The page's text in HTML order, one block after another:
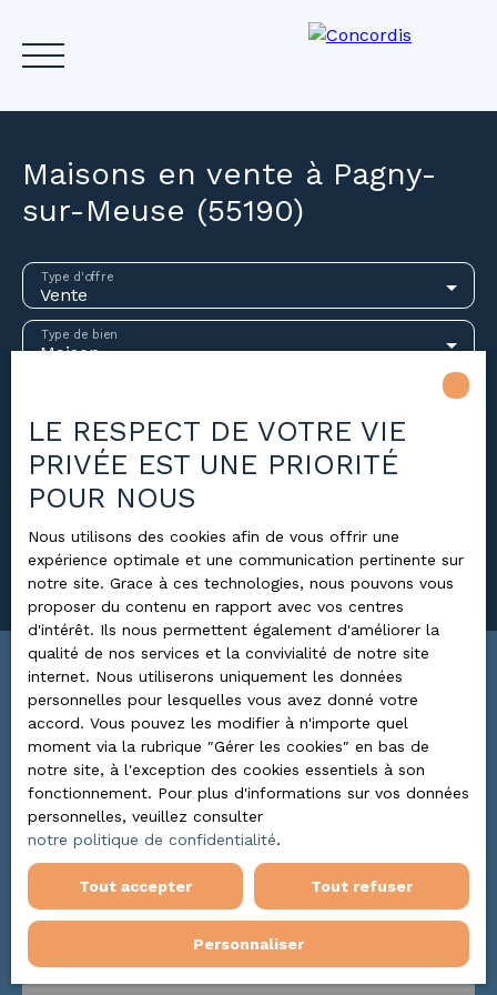
Estimez votre bien
Maisons en vente à Pagny-
sur-Meuse (55190)
Vente
Type d'offre
Maison
Type de bien
Budget max (€)
Rechercher
Pertinence
Trier par
ALERTE MAIL
LE RESPECT DE VOTRE VIE
PRIVÉE EST UNE PRIORITÉ
POUR NOUS
Nous utilisons des cookies afin de vous offrir une
expérience optimale et une communication pertinente sur
notre site. Grace à ces technologies, nous pouvons vous
proposer du contenu en rapport avec vos centres
d'intérêt. Ils nous permettent également d'améliorer la
qualité de nos services et la convivialité de notre site
internet. Nous utiliserons uniquement les données
personnelles pour lesquelles vous avez donné votre
accord. Vous pouvez les modifier à n'importe quel
moment via la rubrique ″Gérer les cookies″ en bas de
notre site, à l'exception des cookies essentiels à son
fonctionnement. Pour plus d'informations sur vos données
personnelles, veuillez consulter
notre politique de confidentialité.
Tout accepter Tout refuser
Personnaliser